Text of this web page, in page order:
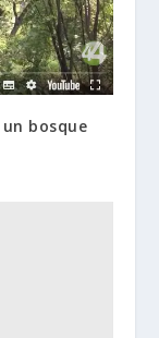
bosque